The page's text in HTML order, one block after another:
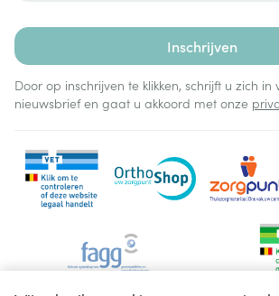
Inschrijven
Door op inschrijven te klikken, schrijft u zich in
nieuwsbrief en gaat u akkoord met onze